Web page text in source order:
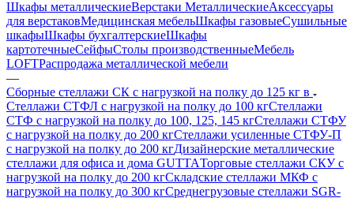
Шкафы металлическиеВерстаки МеталлическиеАксессуары
для верстаковМедицинская мебельШкафы газовыеСушильные
шкафыШкафы бухгалтерскиеШкафы
картотечныеСейфыСтолы производственныеМебель
LOFTРаспродажа металлической мебели
—
Сборные стеллажи СК с нагрузкой на полку до 125 кг в
Стеллажи СТФЛ с нагрузкой на полку до 100 кгСтеллажи
СТФ с нагрузкой на полку до 100, 125, 145 кгСтеллажи СТФУ
с нагрузкой на полку до 200 кгСтеллажи усиленные СТФУ-П
с нагрузкой на полку до 200 кгДизайнерские металлические
стеллажи для офиса и дома GUTTAТорговые стеллажи СКУ с
нагрузкой на полку до 200 кгСкладские стеллажи МКФ с
нагрузкой на полку до 300 кгСреднегрузовые стеллажи SGR-